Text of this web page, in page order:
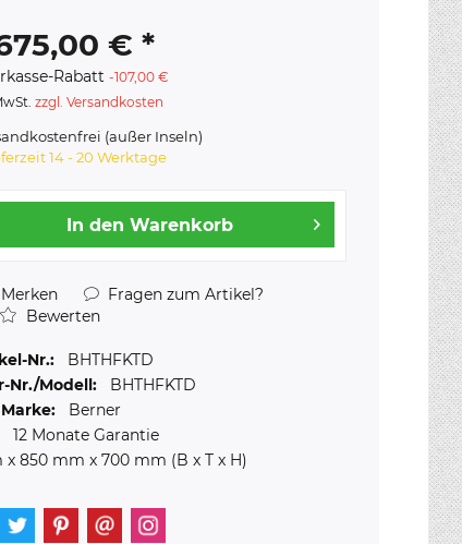
€ *
Rabatt-107,00 €
zzgl. Versandkosten
(außer Inseln)
14 - 20 Werktage
In den Warenkorb
Merken
Fragen zum Artikel?
Bewerten
Nr.:
BHTHFKTD
Nr./Modell:
BHTHFKTD
Marke:
Berner
12 Monate Garantie
x850 mm x700 mm (B x T x H)